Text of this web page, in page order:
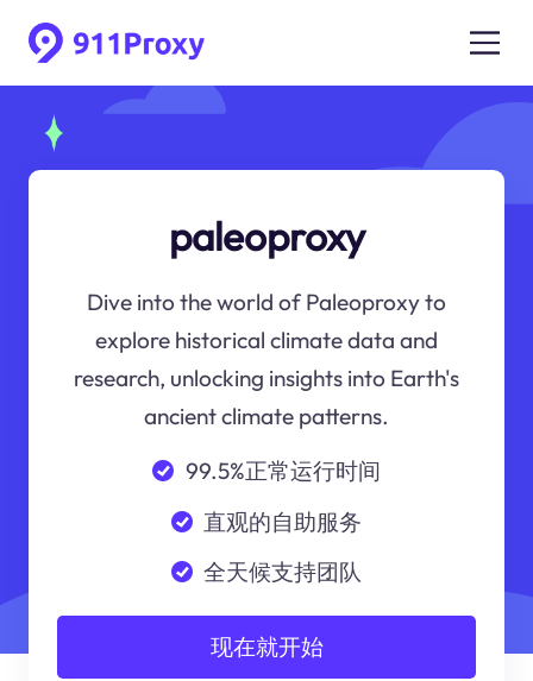
paleoproxy
Dive into the world of Paleoproxy to
explore historical climate data and
research, unlocking insights into Earth's
ancient climate patterns.
99.5%正常运行时间
直观的自助服务
全天候支持团队
现在就开始